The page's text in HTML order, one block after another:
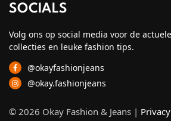
SOCIALS
Volg ons op social media voor de
collecties en leuke fashion tips.
@okayfashionjeans
@okay.fashionjeans
© 2026 Okay Fashion & Jeans |